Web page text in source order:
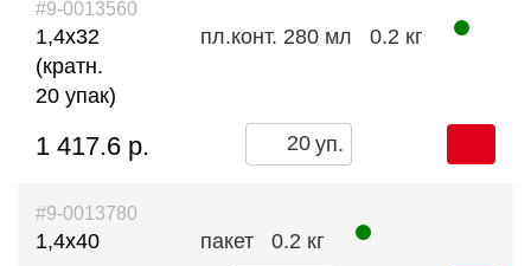
#9-0013560
1,4х32
(кратн.
20 упак)
пл.конт. 280 мл 0.2 кг
1 417.6 р. уп.
#9-0013780
1,4х40 пакет 0.2 кг